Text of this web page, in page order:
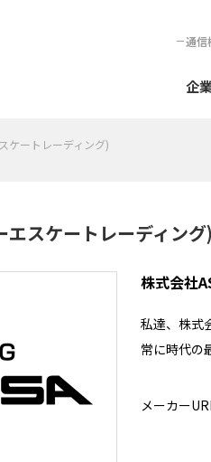
通信
企
ケートレーディング)
エスケートレーディング)
株式会社
私達、株式
常に時代の
メーカー